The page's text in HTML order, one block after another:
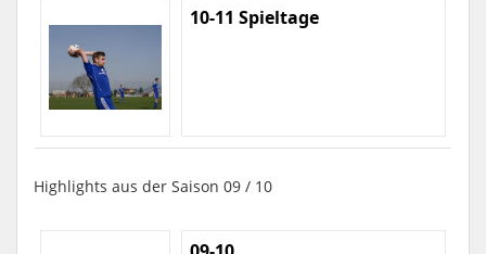
10-11 Spieltage
Highlights aus der Saison 09 / 10